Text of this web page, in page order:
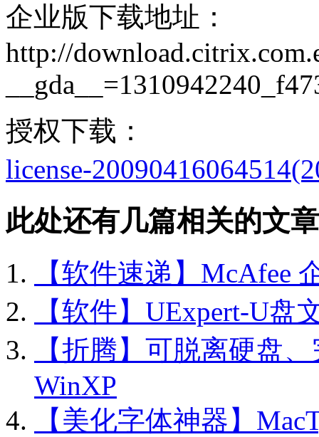
企业版下载地址：
http://
授权下载：
license-
此处还有几篇相关的文
【软件速递】McAfee
【软件】UExpert-U盘
【折腾】可脱离硬盘
WinXP
【美化字体神器】